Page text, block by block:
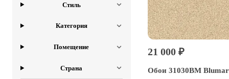
Стиль
Категория
Помещение
Страна
21 000 ₽
Обои 31030BM